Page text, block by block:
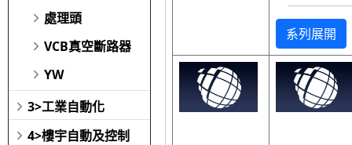
處理頭
VCB真空斷路器
YW
3>工業自動化
4>樓宇自動及控制
系列展開